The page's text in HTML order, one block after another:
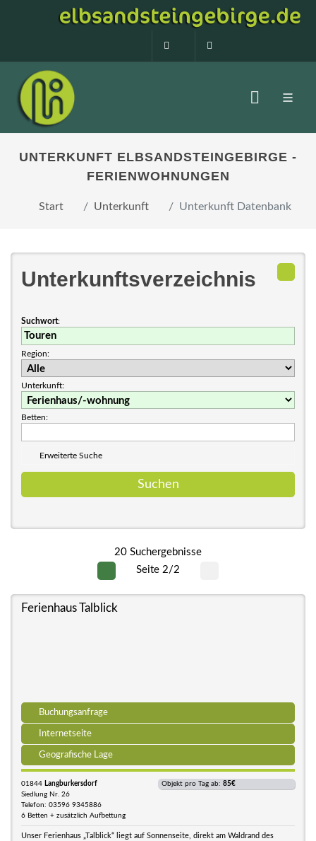
0160 99873408
UNTERKUNFT ELBSANDSTEINGEBIRGE -
FERIENWOHNUNGEN
Start Unterkunft Unterkunft Datenbank
Unterkunftsverzeichnis
Suchwort:
Region:
Unterkunft:
Betten:
Erweiterte Suche
20 Suchergebnisse
Seite 2/2
Ferienhaus Talblick
Buchungsanfrage
Internetseite
Geografische Lage
01844 Langburkersdorf
Siedlung Nr. 26
Telefon: 03596 9345886
6 Betten + zusätzlich Aufbettung
Objekt pro Tag ab: 85€
Unser Ferienhaus „Talblick“ liegt auf Sonnenseite, direkt am Waldrand des